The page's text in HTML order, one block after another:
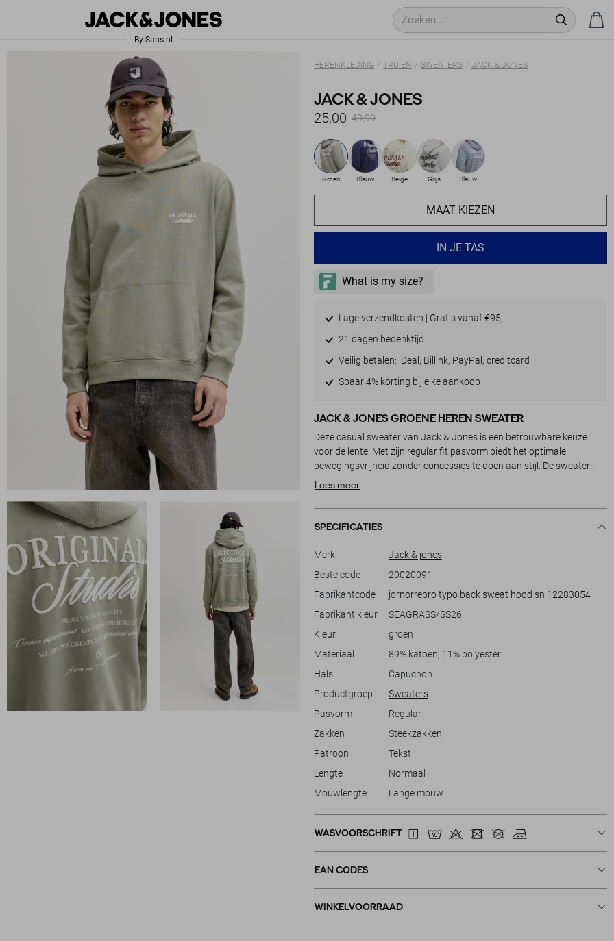
HERENKLEDING TRUIEN SWEATERS JACK & JONES
JACK & JONES
25,00 49,99
Groen Blauw Beige Grijs Blauw
MAAT KIEZEN
IN JE TAS
Lage verzendkosten | Gratis vanaf €95,-
21 dagen bedenktijd
Veilig betalen: iDeal, Billink, PayPal, creditcard
Spaar 4% korting bij elke aankoop
JACK & JONES GROENE HEREN SWEATER
Deze casual sweater van Jack & Jones is een betrouwbare keuze
voor de lente. Met zijn regular fit pasvorm biedt het optimale
bewegingsvrijheid zonder concessies te doen aan stijl. De sweater
heeft een rustgevende groene kleur en is afgewerkt met een
ideaal voor frissere dagen of ontspannen momenten, of je nu aan het
wandelen bent of een dagje doorbrengt in de stad.
De sweater is vervaardigd uit een blend van 89% katoen en 11%
Met een normale lengte is hij gemakkelijk te combineren met jeans of
een casual broek. De subtiele merkdetails op de borst en rug geven
een eigentijdse touch aan je outfit. Of je nu op zoek bent naar iets
voor dagelijks gebruik, deze Jack & Jones sweater past perfect bij
elke gelegenheid.
Lees meer
SPECIFICATIES
Merk
Jack & jones
Bestelcode
20020091
Fabrikantcode
jornorrebro typo back sweat hood sn 12283054
Fabrikant kleur
SEAGRASS/SS26
Kleur
groen
Materiaal
89% katoen, 11% polyester
Hals
Capuchon
Productgroep
Sweaters
Pasvorm
Regular
Zakken
Steekzakken
Patroon
Tekst
Lengte
Normaal
Mouwlengte
Lange mouw
WASVOORSCHRIFT
EAN CODES
WINKELVOORRAAD